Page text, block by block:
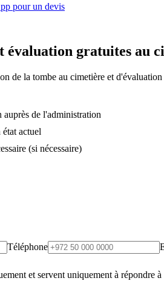
pour un devis
évaluation gratuites au
de la tombe au cimetière et
auprès de l'administration
actuel
(si nécessaire)
Téléphone
et servent uniquement à répondre à